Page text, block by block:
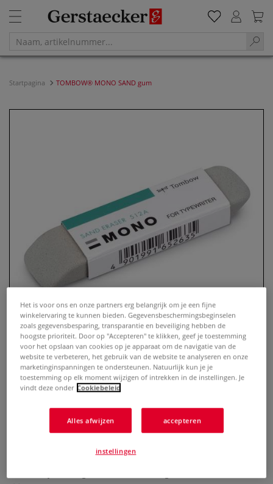
Startpagina TOMBOW® MONO SAND gum
TOMBOW® MONO SAND gum
0 Beoordeling
TOMBOW® MONO SAND gummetje dat micro-zand deeltjes
Het is voor ons en onze partners erg belangrijk om je een fijne
winkelervaring te kunnen bieden. Gegevensbeschermingsbeginselen
zoals gegevensbesparing, transparantie en beveiliging hebben de
hoogste prioriteit. Door op "Accepteren" te klikken, geef je toestemming
voor het opslaan van cookies op je apparaat om de navigatie van de
website te verbeteren, het gebruik van de website te analyseren en onze
marketinginspanningen te ondersteunen. Natuurlijk kun je je
toestemming op elk moment wijzigen of intrekken in de instellingen. Je
vindt deze onder Cookiebeleid
Alles afwijzen accepteren
instellingen